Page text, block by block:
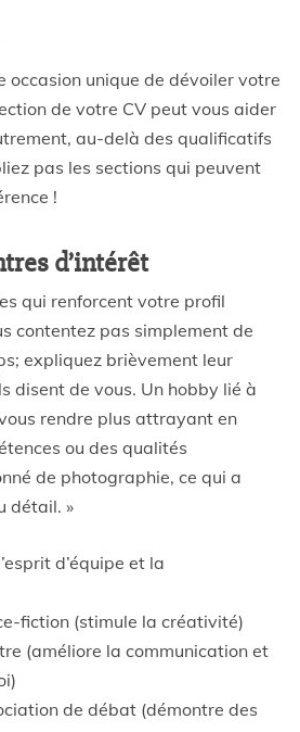
occasion unique de dévoiler votre
de votre CV peut vous aider
au-delà des qualificatifs
pas les sections qui peuvent
!
d’intérêt
qui renforcent votre profil
contentez pas simplement de
expliquez brièvement leur
disent de vous. Un hobby lié à
rendre plus attrayant en
ou des qualités
de photographie, ce qui a
détail. »
d’équipe et la
fiction (stimule la créativité)
(améliore la communication et
de débat (démontre des